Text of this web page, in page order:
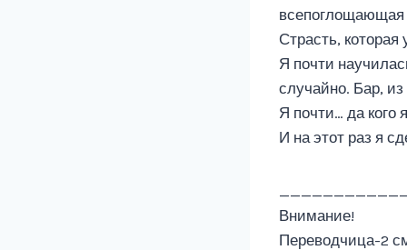
всепоглощающая
Страсть,
Я почти
случайно. Бар, из
Я почти… да кого
И на этот раз я
Внимание!
Переводчица-2